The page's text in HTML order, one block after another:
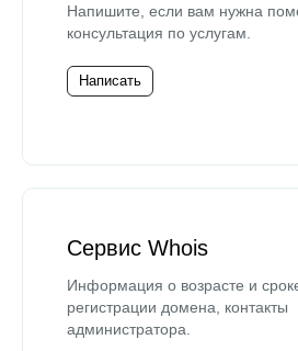
Напишите, если вам нужна
консультация по услугам.
Написать
Сервис Whois
Информация о возрасте и
регистрации домена, контакты
администратора.